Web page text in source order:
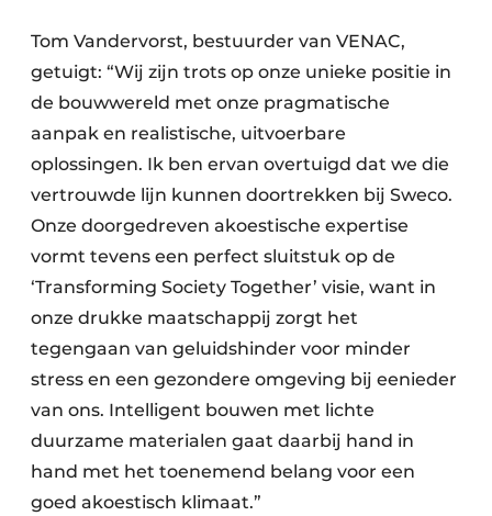
Tom Vandervorst, bestuurder van VENAC,
getuigt: “Wij zijn trots op onze unieke positie in
de bouwwereld met onze pragmatische
aanpak en realistische, uitvoerbare
oplossingen. Ik ben ervan overtuigd dat we die
vertrouwde lijn kunnen doortrekken bij Sweco.
Onze doorgedreven akoestische expertise
vormt tevens een perfect sluitstuk op de
‘Transforming Society Together’ visie, want in
onze drukke maatschappij zorgt het
tegengaan van geluidshinder voor minder
stress en een gezondere omgeving bij eenieder
van ons. Intelligent bouwen met lichte
duurzame materialen gaat daarbij hand in
hand met het toenemend belang voor een
goed akoestisch klimaat.”